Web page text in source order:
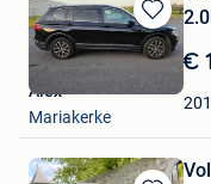
Bewaren
in
Favorieten
€
Alex
Mariakerke